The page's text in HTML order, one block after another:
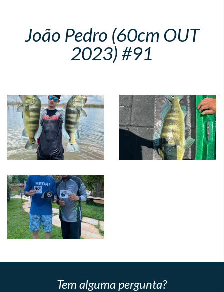
João Pedro (60cm OUT
2023) #91
Tem alguma pergunta?